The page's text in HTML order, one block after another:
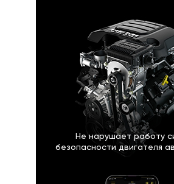
Не нарушает работу
безопасности двигателя